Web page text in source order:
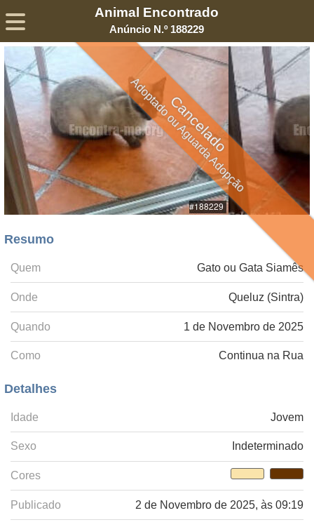
Cancelado
Adoptado ou Aguarda Adopção
Animal Encontrado
Anúncio N.º 188229
Resumo
Quem Gato ou Gata Siamês
Onde Queluz (Sintra)
Quando 1 de Novembro de 2025
Como Continua na Rua
Detalhes
Idade Jovem
Sexo Indeterminado
Cores
Publicado 2 de Novembro de 2025, às 09:19
Sobre Declaração de Privacidade Termos de Serviço
©2005-2026 Encontra-me® – Todos os Direitos Reservados